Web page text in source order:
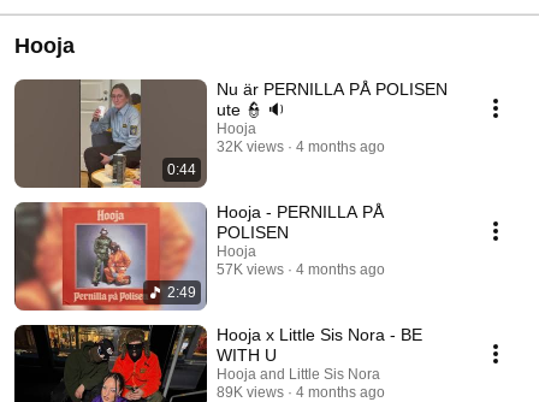
Hooja
0:44
Nu är PERNILLA PÅ POLISEN
ute 👮 🔉
Hooja
32K views
4 months ago
2:49
Hooja - PERNILLA PÅ
POLISEN
Hooja
57K views
4 months ago
Hooja x Little Sis Nora - BE
WITH U
Hooja and Little Sis Nora
89K views
4 months ago